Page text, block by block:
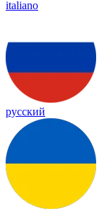
italiano
русский